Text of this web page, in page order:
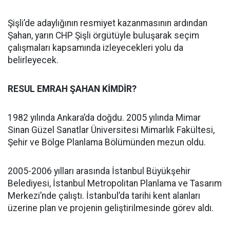
Şişli’de adaylığının resmiyet kazanmasının ardından
Şahan, yarın CHP Şişli örgütüyle buluşarak seçim
çalışmaları kapsamında izleyecekleri yolu da
belirleyecek.
RESUL EMRAH ŞAHAN KİMDİR?
1982 yılında Ankara’da doğdu. 2005 yılında Mimar
Sinan Güzel Sanatlar Üniversitesi Mimarlık Fakültesi,
Şehir ve Bölge Planlama Bölümünden mezun oldu.
2005-2006 yılları arasında İstanbul Büyükşehir
Belediyesi, İstanbul Metropolitan Planlama ve Tasarım
Merkezi’nde çalıştı. İstanbul’da tarihi kent alanları
üzerine plan ve projenin geliştirilmesinde görev aldı.